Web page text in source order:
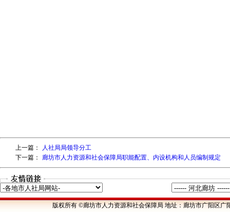
上一篇：
人社局局领导分工
下一篇：
廊坊市人力资源和社会保障局职能配置、内设机构和人员编制规定
版权所有 ©廊坊市人力资源和社会保障局 地址：廊坊市广阳区广